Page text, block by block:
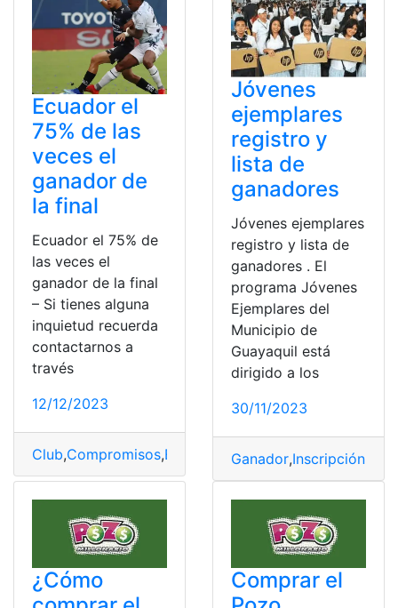
Ecuador el
75% de las
veces el
ganador de
la final
Ecuador el 75% de
las veces el
ganador de la final
– Si tienes alguna
inquietud recuerda
contactarnos a
través
12/12/2023
Club,Compromisos,Ecuador Final,Ganador
Jóvenes
ejemplares
registro y
lista de
ganadores
Jóvenes ejemplares
registro y lista de
ganadores . El
programa Jóvenes
Ejemplares del
Municipio de
Guayaquil está
dirigido a los
30/11/2023
Ganador,Inscripción
¿Cómo
Comprar el